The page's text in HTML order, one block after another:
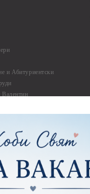
и Абитуриентски
Огради, Фенери